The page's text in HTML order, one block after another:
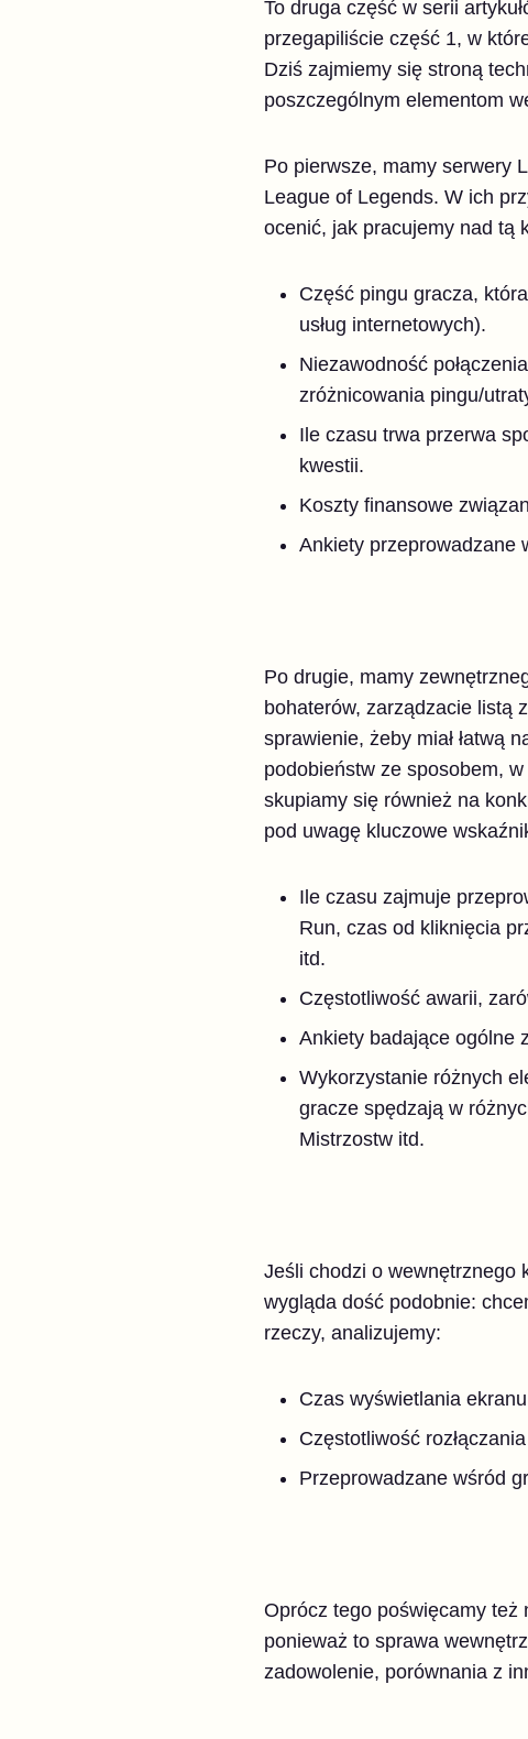
To druga część w serii
przegapiliście część 1, w
Dziś zajmiemy się stroną
poszczególnym elementom
Po pierwsze, mamy serwery
League of Legends. W ich
ocenić, jak pracujemy nad tą
Część pingu gracza,
usług internetowych).
Niezawodność
zróżnicowania pingu/
Ile czasu trwa przerwa
kwestii.
Koszty finansowe
Ankiety przeprowadzane
Po drugie, mamy
bohaterów, zarządzacie listą
sprawienie, żeby miał łatwą
podobieństw ze sposobem,
skupiamy się również na
pod uwagę kluczowe
Ile czasu zajmuje
Run, czas od kliknięcia
itd.
Częstotliwość awarii,
Ankiety badające ogólne
Wykorzystanie różnych
gracze spędzają w
Mistrzostw itd.
Jeśli chodzi o wewnętrznego
wygląda dość podobnie:
rzeczy, analizujemy:
Czas wyświetlania
Częstotliwość
Przeprowadzane wśród
Oprócz tego poświęcamy też
ponieważ to sprawa
zadowolenie, porównania z